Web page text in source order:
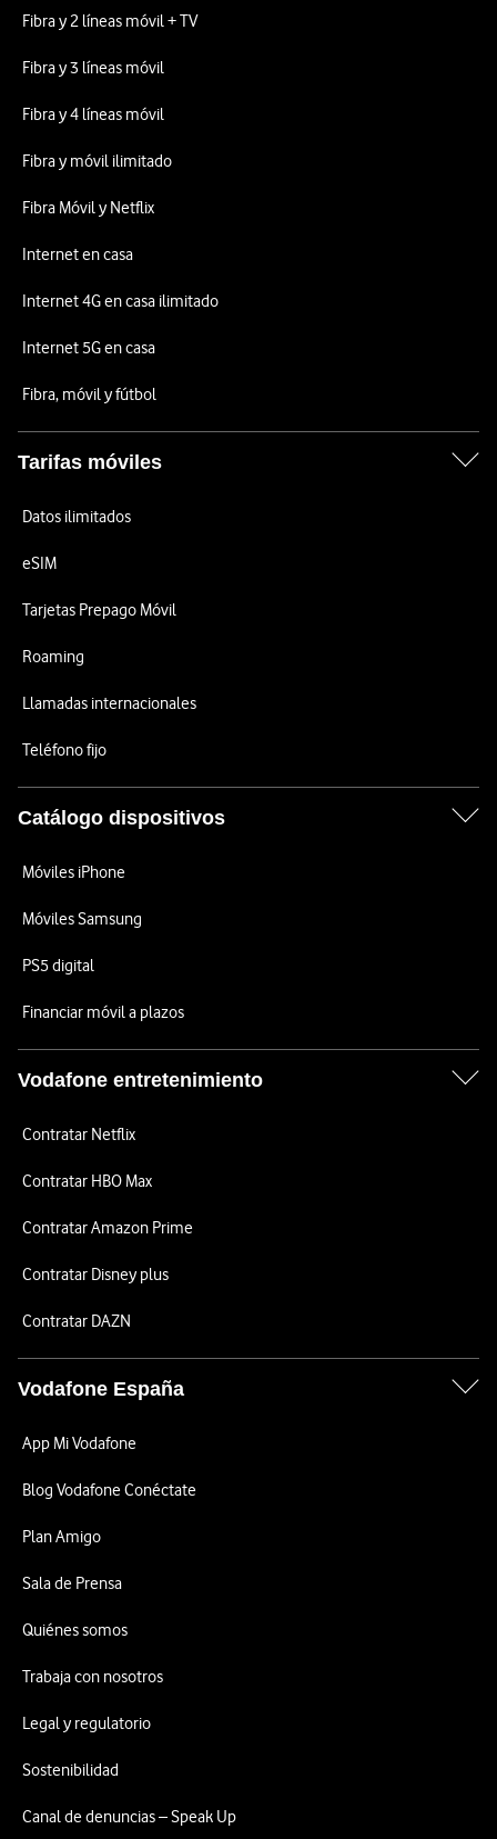
Fibra y 2 líneas móvil + TV
Fibra y 3 líneas móvil
Fibra y 4 líneas móvil
Fibra y móvil ilimitado
Fibra Móvil y Netflix
Internet en casa
Internet 4G en casa ilimitado
Internet 5G en casa
Fibra, móvil y fútbol
Tarifas móviles
Datos ilimitados
eSIM
Tarjetas Prepago Móvil
Roaming
Llamadas internacionales
Teléfono fijo
Catálogo dispositivos
Móviles iPhone
Móviles Samsung
PS5 digital
Financiar móvil a plazos
Vodafone entretenimiento
Contratar Netflix
Contratar HBO Max
Contratar Amazon Prime
Contratar Disney plus
Contratar DAZN
Vodafone España
App Mi Vodafone
Blog Vodafone Conéctate
Plan Amigo
Sala de Prensa
Quiénes somos
Trabaja con nosotros
Legal y regulatorio
Sostenibilidad
Canal de denuncias – Speak Up